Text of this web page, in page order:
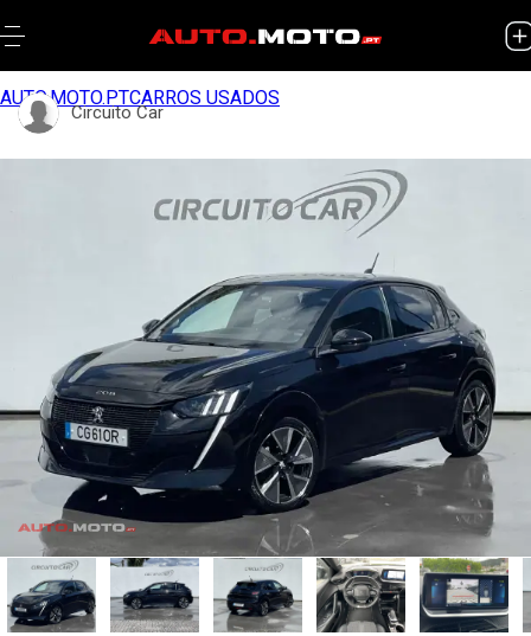
AUTO.MOTO.PTCARROS USADOS
Circuito Car